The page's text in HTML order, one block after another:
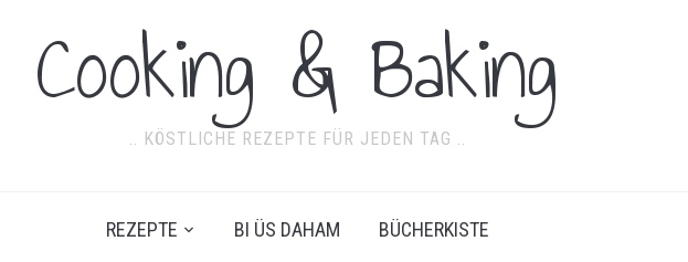
Cooking & Baking
.. KÖSTLICHE REZEPTE FÜR JEDEN TAG ..
REZEPTE BI ÜS DAHAM BÜCHERKISTE